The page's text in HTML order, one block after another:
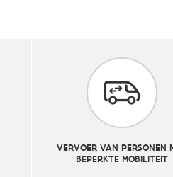
VERVOER VAN PERSONEN
BEPERKTE MOBILITEIT